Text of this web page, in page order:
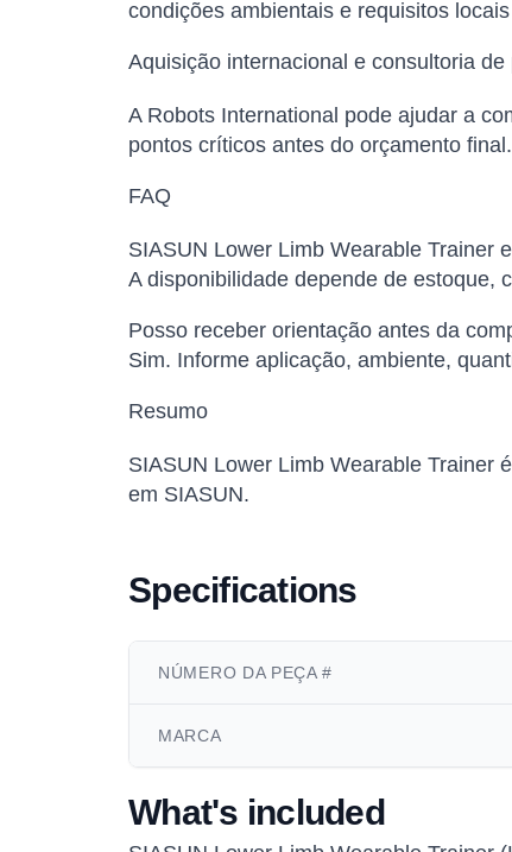
condições ambientais e requisitos
Aquisição internacional e consultoria de
A Robots International pode ajudar a
pontos críticos antes do orçamento final.
FAQ
SIASUN Lower Limb Wearable Trainer
A disponibilidade depende de estoque,
Posso receber orientação antes da
Sim. Informe aplicação, ambiente,
Resumo
SIASUN Lower Limb Wearable Trainer
em SIASUN.
Specifications
NÚMERO DA PEÇA #
MARCA
What's included